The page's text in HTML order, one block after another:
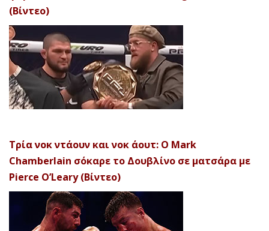
(Βίντεο)
Τρία νοκ ντάουν και νοκ άουτ: Ο Mark
Chamberlain σόκαρε το Δουβλίνο σε ματσάρα με
Pierce O’Leary (Βίντεο)